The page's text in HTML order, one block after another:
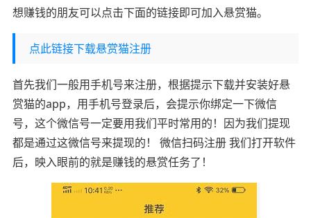
想赚钱的朋友可以点击下面的链接即可加入悬赏猫。
点此链接下载悬赏猫注册
首先我们一般用手机号来注册，根据提示下载并安装好悬
赏猫的app，用手机号登录后，会提示你绑定一下微信
号，这个微信号一定要用我们平时常用的！因为我们提现
都是通过这微信号来提现的！ 微信扫码注册 我们打开软件
后，映入眼前的就是赚钱的悬赏任务了！